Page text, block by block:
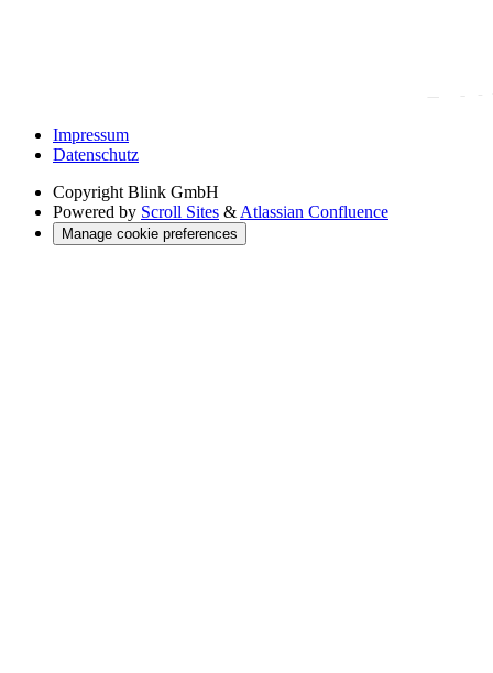
Impressum
Datenschutz
Copyright Blink GmbH
Powered by Scroll Sites & Atlassian Confluence
Manage cookie preferences